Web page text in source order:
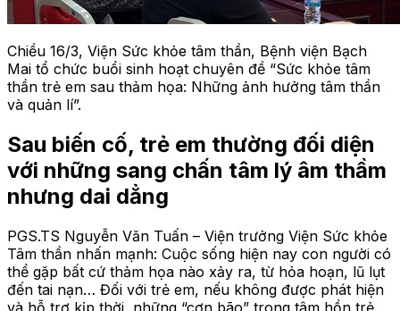
Chiều 16/3, Viện Sức khỏe tâm thần, Bệnh viện Bạch
Mai tổ chức buổi sinh hoạt chuyên đề “Sức khỏe tâm
thần trẻ em sau thảm họa: Những ảnh hưởng tâm thần
và quản lí”.
Sau biến cố, trẻ em thường đối diện
với những sang chấn tâm lý âm thầm
nhưng dai dẳng
PGS.TS Nguyễn Văn Tuấn – Viện trưởng Viện Sức khỏe
Tâm thần nhấn mạnh: Cuộc sống hiện nay con người có
thể gặp bất cứ thảm họa nào xảy ra, từ hỏa hoạn, lũ lụt
đến tai nạn… Đối với trẻ em, nếu không được phát hiện
và hỗ trợ kịp thời, những “cơn bão” trong tâm hồn trẻ